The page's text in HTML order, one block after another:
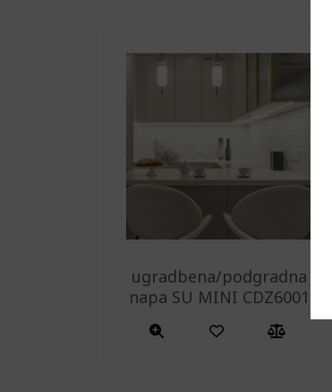
ugradbena/podgradna
napa SU MINI CDZ6001